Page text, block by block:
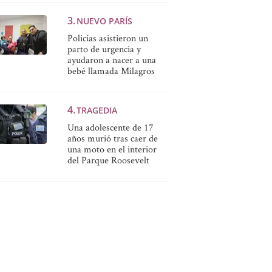
NUEVO PARÍS
Policías asistieron un
parto de urgencia y
ayudaron a nacer a una
bebé llamada Milagros
TRAGEDIA
Una adolescente de 17
años murió tras caer de
una moto en el interior
del Parque Roosevelt